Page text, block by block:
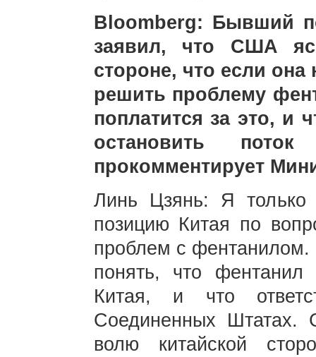
Bloomberg: Бывший
заявил, что США
стороне, что если
решить проблему
поплатится за это, и
остановить
прокомментирует
Линь Цзянь: Я только
позицию Китая по
проблем с фентанилом.
понять, что
Китая, и что
Соединенных Штатах.
волю китайской